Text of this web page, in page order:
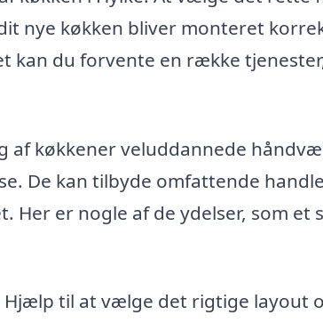
nye køkken bliver monteret
kan du forvente en række
af køkkener veluddannede
De kan tilbyde omfattende
Her er nogle af de ydelser, som et
Hjælp til at vælge det rigtige layout